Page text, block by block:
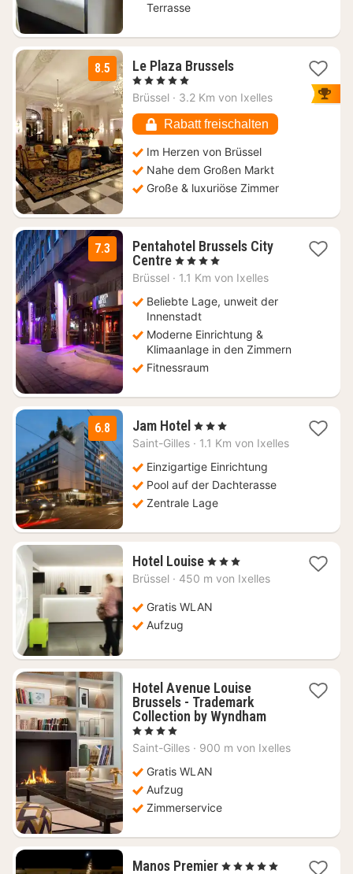
Terrasse
8.5 Le Plaza Brussels1
ab
€
, 5 Sterne
Brüssel · 3.2 Km von Ixelles
Rabatt freischalten
Im Herzen von Brüssel
Nahe dem Großen Markt
Große & luxuriöse Zimmer
7.3
Pentahotel Brussels City
Centre1
Nacht
90,10
€
, 4 Sterne
Brüssel · 1.1 Km von Ixelles
Beliebte Lage, unweit der
Innenstadt
Moderne Einrichtung &
Klimaanlage in den Zimmern
Fitnessraum
6.8 Jam Hotel 1
Nacht
72,49
€
, 3 Sterne
Saint-Gilles · 1.1 Km von Ixelles
Einzigartige Einrichtung
Pool auf der Dachterasse
Zentrale Lage
Hotel Louise1
Nacht
62,50
, 3 Sterne
Brüssel · 450 m von Ixelles
Gratis WLAN
Aufzug
Hotel Avenue Louise
Brussels - Trademark
Collection by Wyndham1
ab
, 4 Sterne
Saint-Gilles · 900 m von Ixelles
Gratis WLAN
Aufzug
Zimmerservice
Manos Premier1
, 5 Sterne